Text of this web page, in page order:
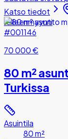
Katso tiedot
Jälleenmyynti
#001146
70 000 €
80 m²
Turkissa
Asuintila
80 m²